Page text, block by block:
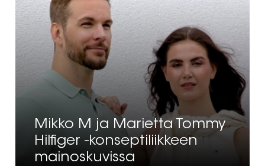
Mikko M ja Marietta Tommy
Hilfiger -konseptiliikkeen
mainoskuvissa